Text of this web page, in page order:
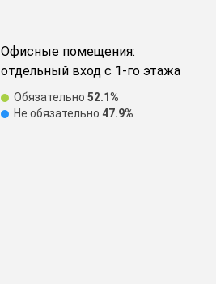
Офисные помещения:
отдельный вход с 1-го этажа
Обязательно 52.1%
Не обязательно 47.9%